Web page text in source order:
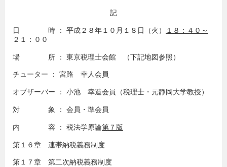
記
日 時 ： 平成２８年１０月１８日（火）
１８：４０～
２１：００
場 所 ： 東京税理士会館 （下記地図参照）
チューター ： 宮路 幸人会員
オブザーバー ： 小池 幸造会員（税理士・元静岡大学教授）
対 象 ： 会員・準会員
内 容 ： 税法学原論第７版
第１６章 連帯納税義務制度
第１７章 第二次納税義務制度